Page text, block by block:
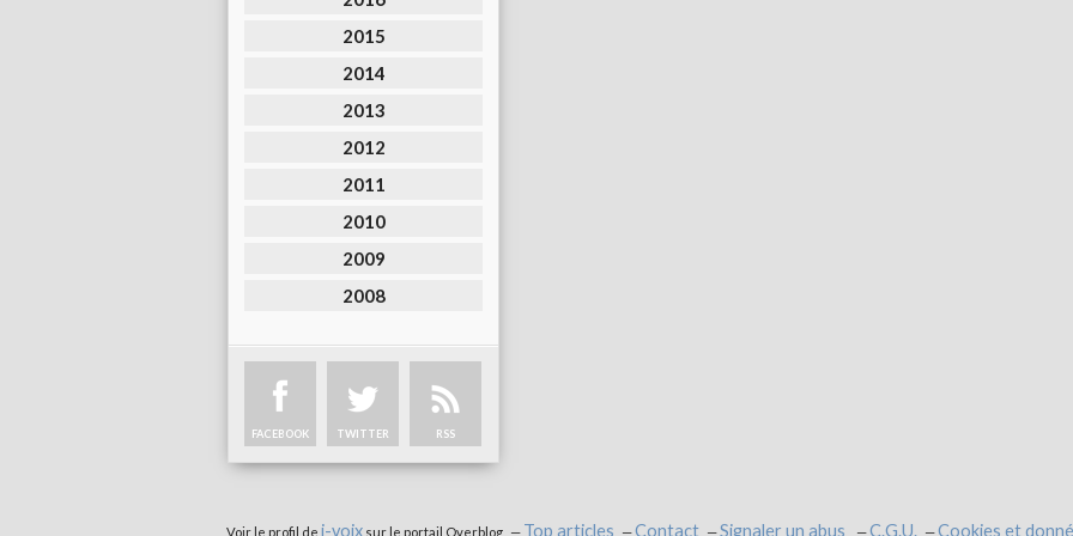
2015
2014
2013
2012
2011
2010
2009
2008
FACEBOOK TWITTER RSS
Voir le profil de i-voixsur le portail Overblog Top articles Contact Signaler un abus C.G.U. Cookies et